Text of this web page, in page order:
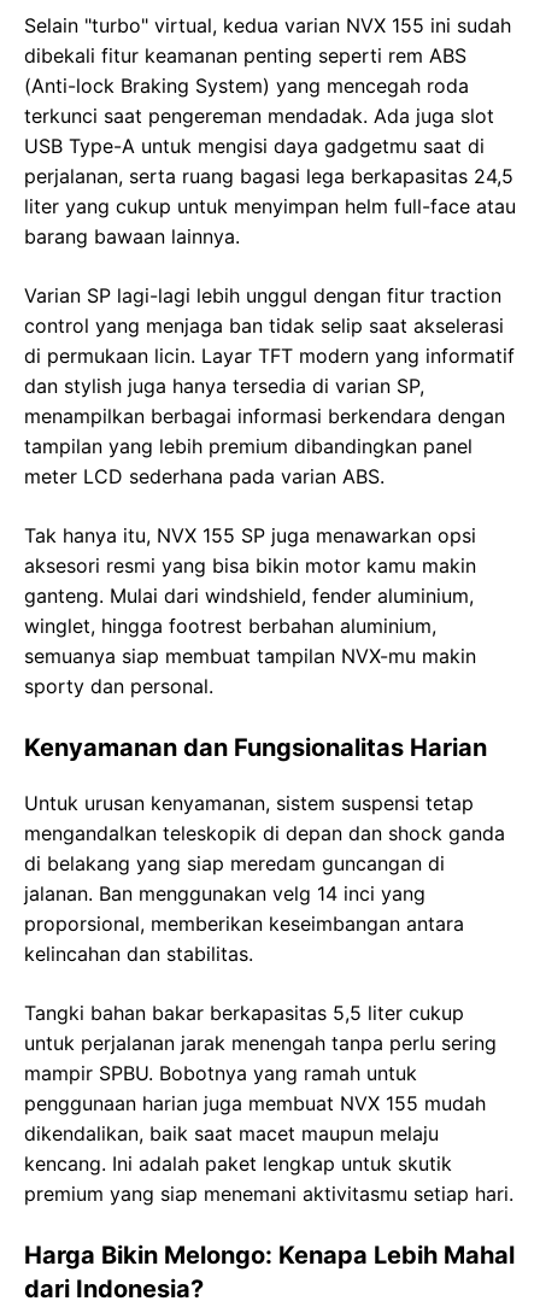
Selain "turbo" virtual, kedua varian NVX 155 ini sudah
dibekali fitur keamanan penting seperti rem ABS
(Anti-lock Braking System) yang mencegah roda
terkunci saat pengereman mendadak. Ada juga slot
USB Type-A untuk mengisi daya gadgetmu saat di
perjalanan, serta ruang bagasi lega berkapasitas 24,5
liter yang cukup untuk menyimpan helm full-face atau
barang bawaan lainnya.
Varian SP lagi-lagi lebih unggul dengan fitur traction
control yang menjaga ban tidak selip saat akselerasi
di permukaan licin. Layar TFT modern yang informatif
dan stylish juga hanya tersedia di varian SP,
menampilkan berbagai informasi berkendara dengan
tampilan yang lebih premium dibandingkan panel
meter LCD sederhana pada varian ABS.
Tak hanya itu, NVX 155 SP juga menawarkan opsi
aksesori resmi yang bisa bikin motor kamu makin
ganteng. Mulai dari windshield, fender aluminium,
winglet, hingga footrest berbahan aluminium,
semuanya siap membuat tampilan NVX-mu makin
sporty dan personal.
Kenyamanan dan Fungsionalitas Harian
Untuk urusan kenyamanan, sistem suspensi tetap
mengandalkan teleskopik di depan dan shock ganda
di belakang yang siap meredam guncangan di
jalanan. Ban menggunakan velg 14 inci yang
proporsional, memberikan keseimbangan antara
kelincahan dan stabilitas.
Tangki bahan bakar berkapasitas 5,5 liter cukup
untuk perjalanan jarak menengah tanpa perlu sering
mampir SPBU. Bobotnya yang ramah untuk
penggunaan harian juga membuat NVX 155 mudah
dikendalikan, baik saat macet maupun melaju
kencang. Ini adalah paket lengkap untuk skutik
premium yang siap menemani aktivitasmu setiap hari.
Harga Bikin Melongo: Kenapa Lebih Mahal
dari Indonesia?